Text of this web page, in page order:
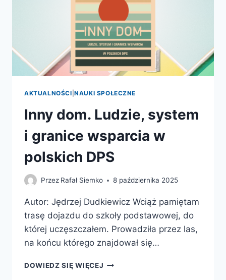
AKTUALNOŚCI |NAUKI SPOŁECZNE
Inny dom. Ludzie, system
i granice wsparcia w
polskich DPS
Przez Rafał Siemko 8 października 2025
Autor: Jędrzej Dudkiewicz Wciąż pamiętam
trasę dojazdu do szkoły podstawowej, do
której uczęszczałem. Prowadziła przez las,
na końcu którego znajdował się…
DOWIEDZ SIĘ WIĘCEJ INNY